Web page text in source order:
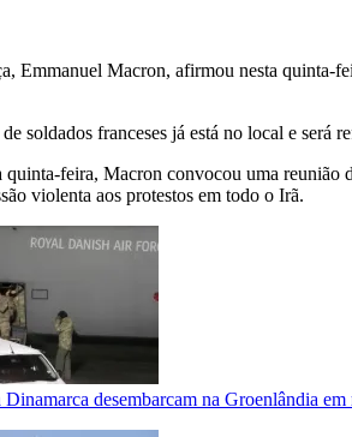
Emmanuel Macron, afirmou nesta quinta-
soldados franceses já está no local e será
quinta-feira, Macron convocou uma reunião
violenta aos protestos em todo o Irã.
Dinamarca desembarcam na Groenlândia